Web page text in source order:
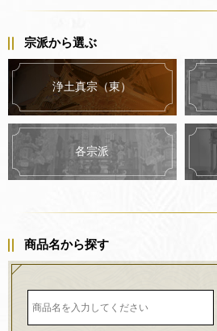
宗派から選ぶ
浄土真宗（東）
各宗派
商品名から探す